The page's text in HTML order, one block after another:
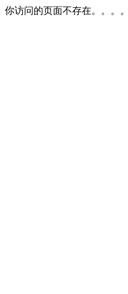
你访问的页面不存在。。。。